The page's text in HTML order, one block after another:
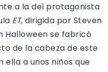
a la del protagonista
ET, dirigida por Steven
Halloween se fabricó
de la cabeza de este
a unos niños que